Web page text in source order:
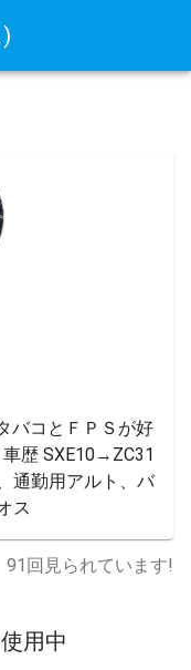
バコとＦＰＳが好
歴 SXE10→ZC31
勤用アルト、バ
ス
91 回見られています!
用中